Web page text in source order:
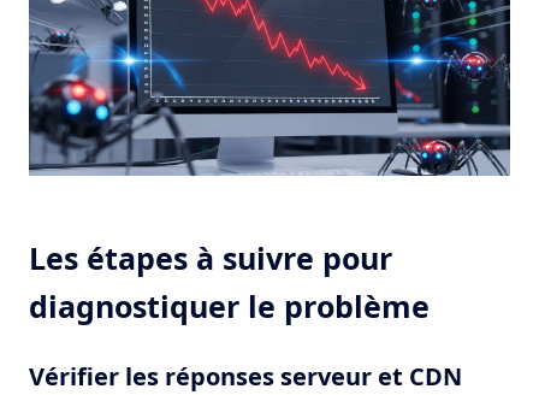
Les étapes à suivre pour
diagnostiquer le problème
Vérifier les réponses serveur et CDN